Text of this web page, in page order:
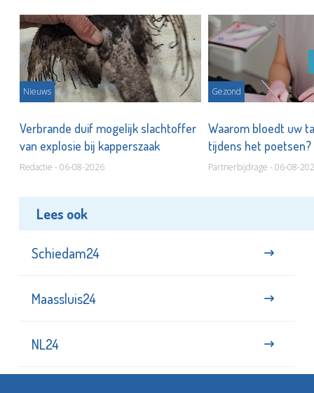
Nieuws
Verbrande duif mogelijk slachtoffer
van explosie bij kapperszaak
Redactie - 06-08-2026
Gezond
Waarom bloedt uw
tijdens het poetsen?
Partnerbijdrage - 06-08-
Lees ook
Schiedam24
Maassluis24
NL24